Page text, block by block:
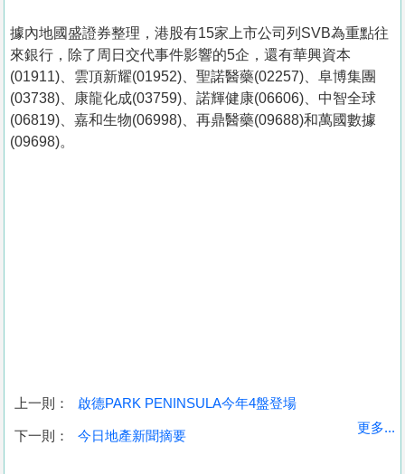
收
據內地國盛證券整理，港股有15家上市公司列SVB為重點往
來銀行，除了周日交代事件影響的5企，還有華興資本
(01911)、雲頂新耀(01952)、聖諾醫藥(02257)、阜博集團
(03738)、康龍化成(03759)、諾輝健康(06606)、中智全球
(06819)、嘉和生物(06998)、再鼎醫藥(09688)和萬國數據
(09698)。
上一則： 啟德PARK PENINSULA今年4盤登場
下一則： 今日地產新聞摘要
更多...